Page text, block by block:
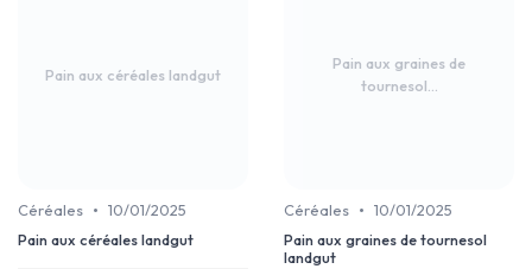
Pain aux céréales landgut
Céréales • 10/01/2025
Pain aux céréales landgut
Pain aux graines de
tournesol...
Céréales • 10/01/2025
Pain aux graines de tournesol
landgut